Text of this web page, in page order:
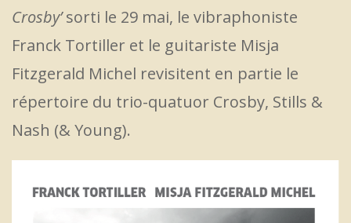
Crosby’sorti le 29 mai, le vibraphoniste
Franck Tortiller et le guitariste Misja
Fitzgerald Michel revisitent en partie le
répertoire du trio-quatuor Crosby, Stills &
Nash (& Young).